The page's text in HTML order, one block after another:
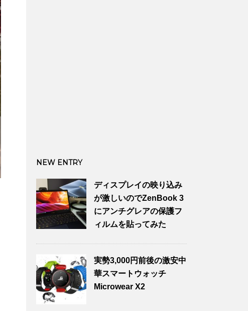
NEW ENTRY
ディスプレイの映り込み
が激しいのでZenBook 3
にアンチグレアの保護フ
ィルムを貼ってみた
実勢3,000円前後の激安中
華スマートウォッチ
Microwear X2